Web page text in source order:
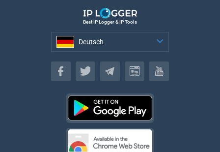
Best IP Logger & IP Tools
Deutsch
Deutsch